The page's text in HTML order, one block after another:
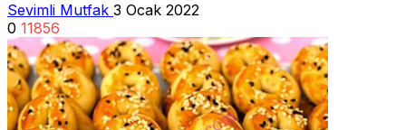
Sevimli Mutfak 3 Ocak 2022
0 11856